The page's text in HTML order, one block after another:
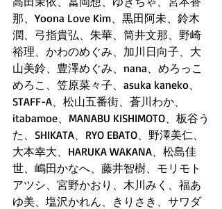
那、Yoona Love Kim、黒田阿未、鈴木
潤、弓指貴弘、朱華、筒井文那、野崎
裕理、かわのめぐみ、加川日向子、大
山美鈴、豊澤めぐみ、nana、めろっこ
めろこ、笠原菜々子、asuka kaneko、
STAFF-A、松山五番街、蒼川わか、
itabamoe、MANABU KISHIMOTO、板谷う
た、SHIKATA、RYO EBATO、野澤美仁、
大本幸大、HARUKA WAKANA、松島佳
世、嶋田かなへ、藤井智樹、モリモト
アツシ、宮野かおり、木川みく、福あ
ゆ美、塩沢かれん、きりさき、サワダ